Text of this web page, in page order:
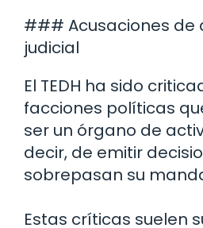
### Acusaciones de
judicial
El TEDH ha sido
facciones políticas
ser un órgano de
decir, de emitir
sobrepasan su
Estas críticas suelen